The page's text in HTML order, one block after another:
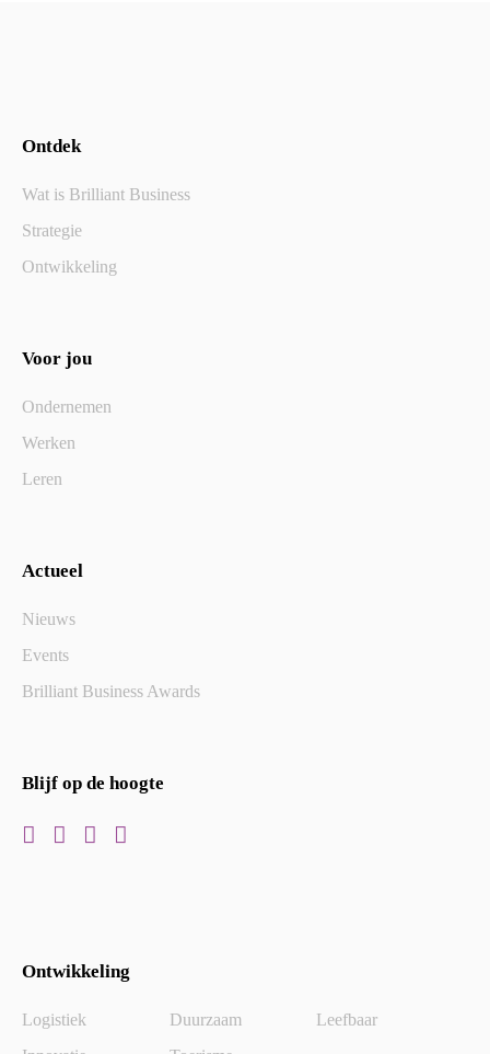
Ontdek
Wat is Brilliant Business
Strategie
Ontwikkeling
Voor jou
Ondernemen
Werken
Leren
Actueel
Nieuws
Events
Brilliant Business Awards
Blijf op de hoogte
Ontwikkeling
Logistiek Duurzaam
Leefbaar